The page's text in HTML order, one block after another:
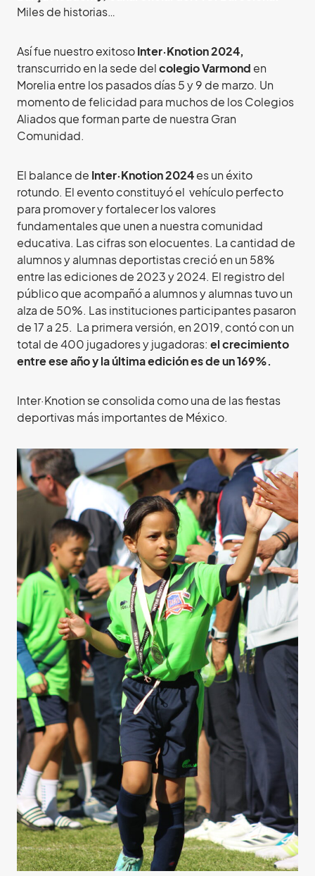
Miles de historias…
Así fue nuestro exitosoInter·Knotion 2024,
transcurrido en la sede delcolegio Varmond en
Morelia entre los pasados días 5 y 9 de marzo. Un
momento de felicidad para muchos de los Colegios
Aliados que forman parte de nuestra Gran
Comunidad.
El balance de Inter·Knotion 2024es un éxito
rotundo. El evento constituyó el vehículo perfecto
para promover y fortalecer los valores
fundamentales que unen a nuestra comunidad
educativa. Las cifras son elocuentes. La cantidad de
alumnos y alumnas deportistas creció en un 58%
entre las ediciones de 2023 y 2024. El registro del
público que acompañó a alumnos y alumnas tuvo un
alza de 50%. Las instituciones participantes pasaron
de 17 a 25. La primera versión, en 2019, contó con un
total de 400 jugadores y jugadoras: el crecimiento
entre ese año y la última edición es de un 169%.
Inter·Knotion se consolida como una de las fiestas
deportivas más importantes de México.